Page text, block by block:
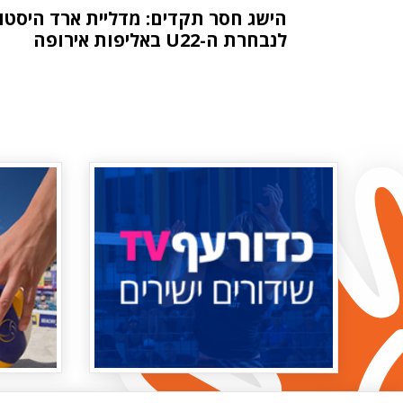
הישג חסר תקדים: מדליית ארד
לנבחרת ה-U22 באליפות אירופה